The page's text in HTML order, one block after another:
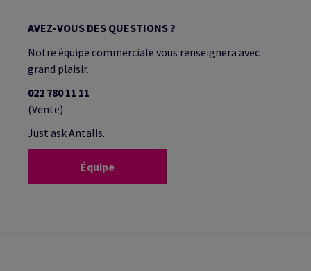
AVEZ-VOUS DES QUESTIONS ?
Notre équipe commerciale vous renseignera avec
grand plaisir.
022 780 11 11
(Vente)
Just ask Antalis.
Équipe